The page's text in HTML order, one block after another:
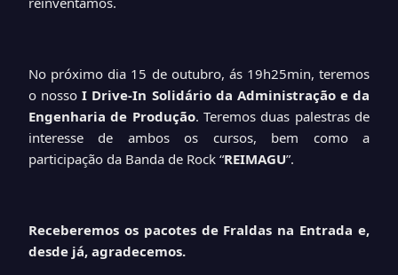
No próximo dia 15 de outubro, ás 19h25min, teremos
o nossoI Drive-In Solidário da Administração e da
Engenharia de Produção. Teremos duas palestras de
interesse de ambos os cursos, bem como a
participação da Banda de Rock “REIMAGU”.
Receberemos os pacotes de Fraldas na Entrada e,
desde já, agradecemos.